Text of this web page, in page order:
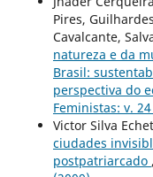
Pires,
Cavalcante,
natureza e da
Brasil:
perspectiva do
Feministas: v.
Victor Silva
ciudades
postpatriarcado ,